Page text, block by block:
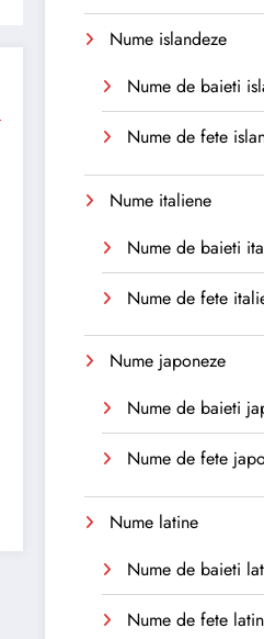
Nume islandeze
Nume de baieti
Nume de fete
Nume italiene
Nume de baieti
Nume de fete
Nume japoneze
Nume de baieti
Nume de fete
Nume latine
Nume de baieti
Nume de fete